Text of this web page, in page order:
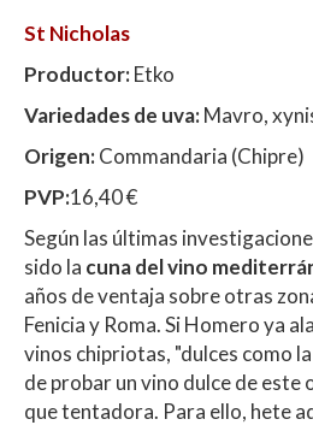
St Nicholas
Productor:Etko
Variedades de uva:Mavro,
Origen:Commandaria (Chipre)
PVP:16,40 €
Según las últimas
sido la cuna del vino
años de ventaja sobre otras
Fenicia y Roma. Si Homero ya
vinos chipriotas, "dulces como
de probar un vino dulce de este
que tentadora. Para ello, hete